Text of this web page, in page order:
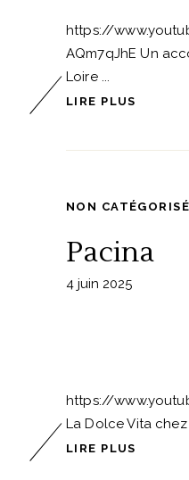
https://
AQm7qJhE Un
Loire
LIRE PLUS
NON CATÉGORISÉ
Pacina
4 juin 2025
https://
La Dolce Vita
LIRE PLUS